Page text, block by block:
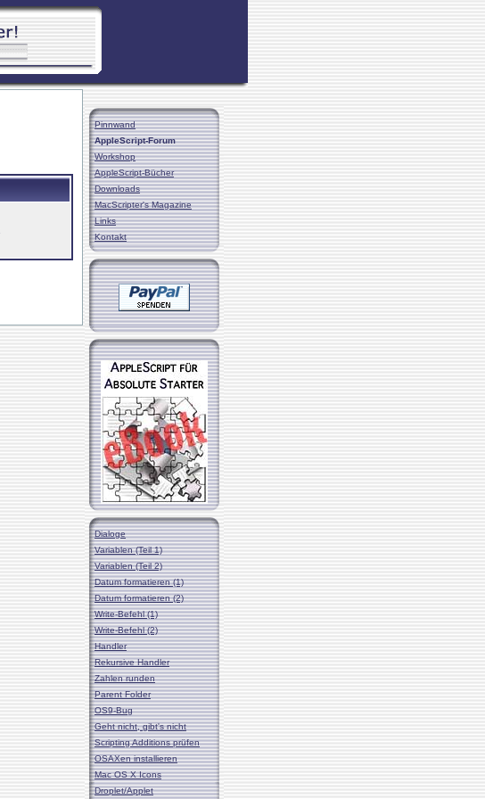
Pinnwand
AppleScript-Forum
Workshop
AppleScript-Bücher
Downloads
MacScripter's Magazine
Links
Kontakt
Dialoge
Variablen (Teil 1)
Variablen (Teil 2)
Datum formatieren (1)
Datum formatieren (2)
Write-Befehl (1)
Write-Befehl (2)
Handler
Rekursive Handler
Zahlen runden
Parent Folder
OS9-Bug
Geht nicht, gibt's nicht
Scripting Additions prüfen
OSAXen installieren
Mac OS X Icons
Droplet/Applet